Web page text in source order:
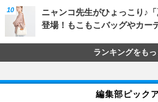
ニャンコ先生がひょっこり♪
登場！もこもこバッグやカー
ランキングをも
編集部ピック